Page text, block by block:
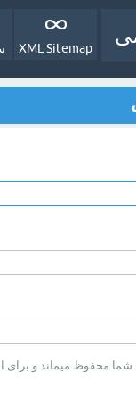
XML Sitemap
محفوظ میماند و برای